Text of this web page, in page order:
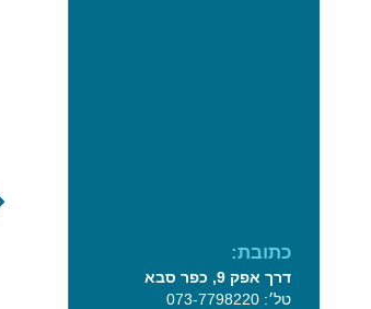
כתובת:
דרך אפק 9, כפר סבא
טל׳: 073-7798220